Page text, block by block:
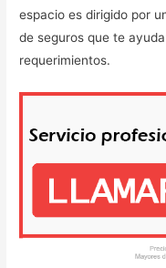
espacio es dirigido por
de seguros que te
requerimientos.